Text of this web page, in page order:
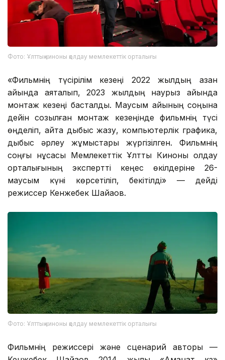
Фото: Ұлттық киноны қолдау мемлекеттік орталығы
«Фильмнің түсірілім кезеңі 2022 жылдың қазан
айында аяқталып, 2023 жылдың наурыз айында
монтаж кезеңі басталды. Маусым айының соңына
дейін созылған монтаж кезеңінде фильмнің түсі
өңделіп, қайта дыбыс жазу, компьютерлік графика,
дыбыс әрлеу жұмыстары жүргізілген. Фильмнің
соңғы нұсқасы Мемлекеттік Ұлттық Киноны қолдау
орталығының экспертті кеңес өкілдеріне 26-
маусым күні көрсетіліп, бекітілді» — дейді
режиссер Кенжебек Шайқақов.
Фото: Ұлттық киноны қолдау мемлекеттік орталығы
Фильмнің режиссері және сценарий авторы —